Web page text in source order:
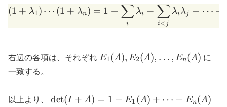
(1 + λ1) ⋯ (1 + λn) = 1 +
i
∑ λi +
i<j
∑ λi λj + ⋯ +
右辺の各項は、それぞれ E_1(A),E_2(A),\dots,E_n(A)
E1(A), E2(A), … , En(A) に
一致する。
以上より、 \det(I
det(I + A) = 1 + E1 (A) + ⋯ + En(A)